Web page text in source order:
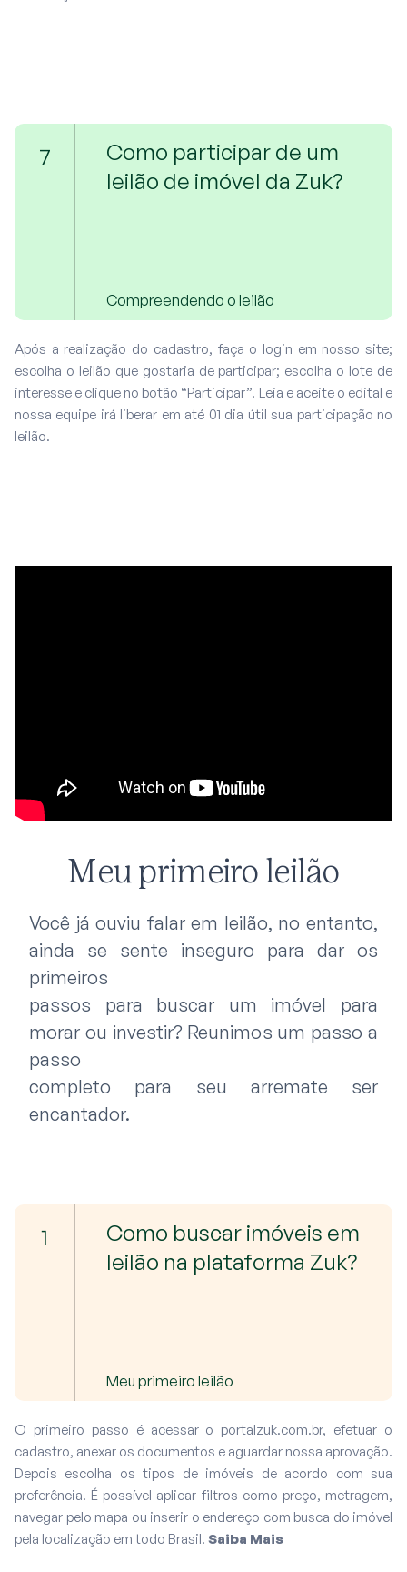
7
Como participar de um
leilão de imóvel da Zuk?
Compreendendo o leilão
Após a realização do cadastro, faça o login em nosso site;
escolha o leilão que gostaria de participar; escolha o lote de
interesse e clique no botão “Participar”. Leia e aceite o edital e
nossa equipe irá liberar em até 01 dia útil sua participação no
leilão.
Meu primeiro leilão
Você já ouviu falar em leilão, no entanto,
ainda se sente inseguro para dar os
primeiros
passos para buscar um imóvel para
morar ou investir? Reunimos um passo a
passo
completo para seu arremate ser
encantador.
1
Como buscar imóveis em
leilão na plataforma Zuk?
Meu primeiro leilão
O primeiro passo é acessar o portalzuk.com.br, efetuar o
cadastro, anexar os documentos e aguardar nossa aprovação.
Depois escolha os tipos de imóveis de acordo com sua
preferência. É possível aplicar filtros como preço, metragem,
navegar pelo mapa ou inserir o endereço com busca do imóvel
pela localização em todo Brasil. Saiba Mais